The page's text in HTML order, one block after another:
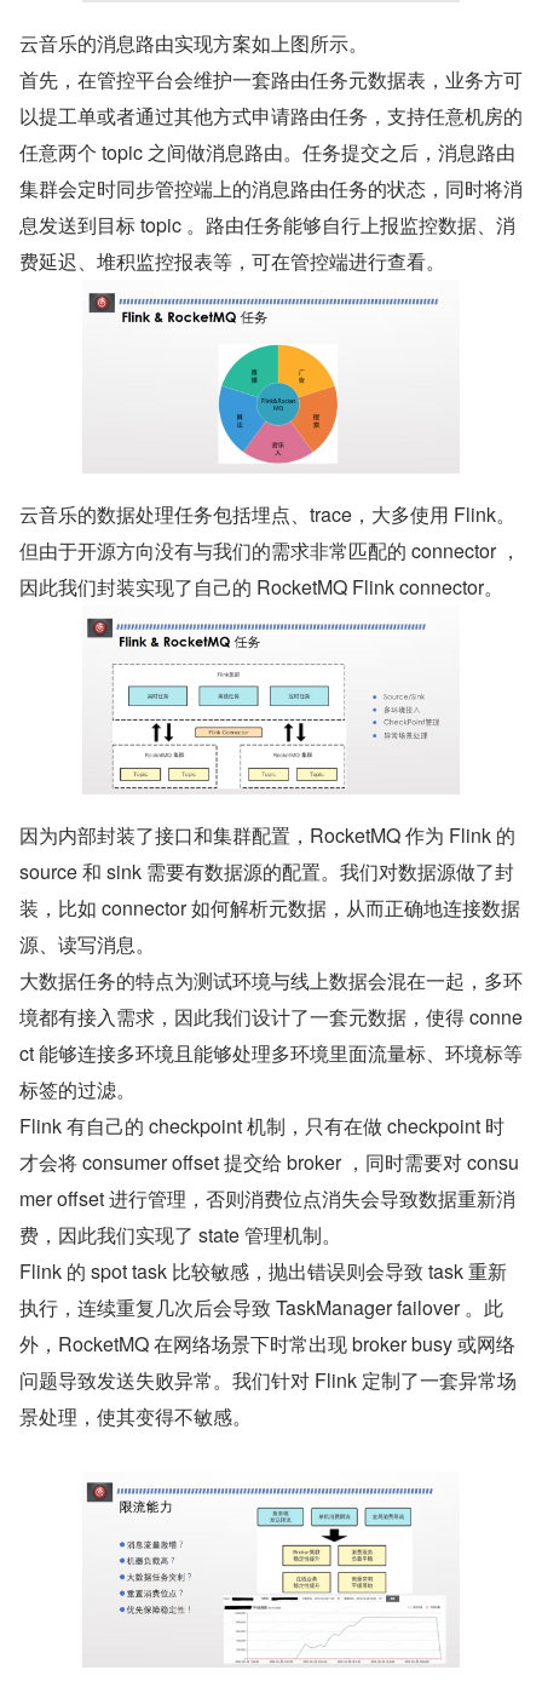
云音乐的消息路由实现方案如上图所示。
首先，在管控平台会维护一套路由任务元数据表，业务方可
以提工单或者通过其他方式申请路由任务，支持任意机房的
任意两个 topic 之间做消息路由。任务提交之后，消息路由
集群会定时同步管控端上的消息路由任务的状态，同时将消
息发送到目标 topic 。路由任务能够自行上报监控数据、消
费延迟、堆积监控报表等，可在管控端进行查看。
云音乐的数据处理任务包括埋点、trace，大多使用 Flink。
但由于开源方向没有与我们的需求非常匹配的 connector ，
因此我们封装实现了自己的 RocketMQ Flink connector。
因为内部封装了接口和集群配置，RocketMQ 作为 Flink 的
source 和 sink 需要有数据源的配置。我们对数据源做了封
装，比如 connector 如何解析元数据，从而正确地连接数据
源、读写消息。
大数据任务的特点为测试环境与线上数据会混在一起，多环
境都有接入需求，因此我们设计了一套元数据，使得 conne
ct 能够连接多环境且能够处理多环境里面流量标、环境标等
标签的过滤。
Flink 有自己的 checkpoint 机制，只有在做 checkpoint 时
才会将 consumer offset 提交给 broker ，同时需要对 consu
mer offset 进行管理，否则消费位点消失会导致数据重新消
费，因此我们实现了 state 管理机制。
Flink 的 spot task 比较敏感，抛出错误则会导致 task 重新
执行，连续重复几次后会导致 TaskManager failover 。此
外，RocketMQ 在网络场景下时常出现 broker busy 或网络
问题导致发送失败异常。我们针对 Flink 定制了一套异常场
景处理，使其变得不敏感。